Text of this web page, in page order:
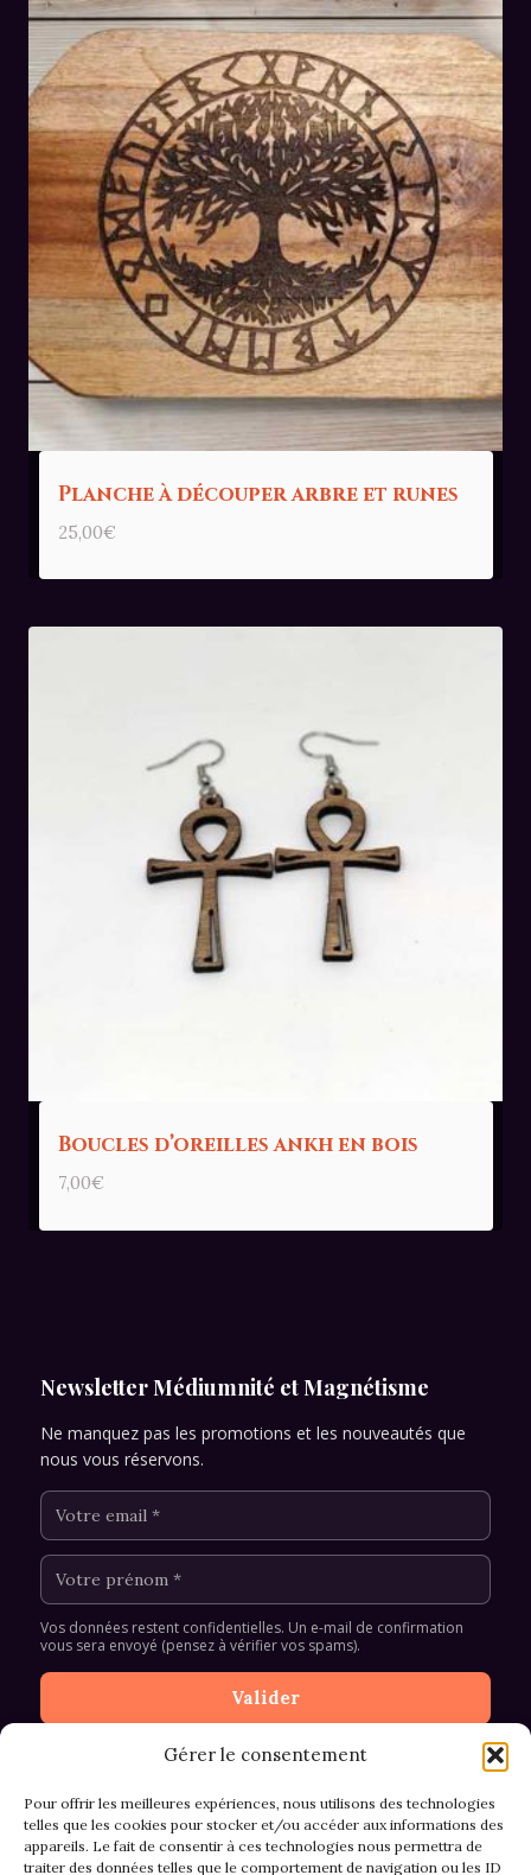
Gérer le consentement
Pour offrir les meilleures expériences, nous utilisons des technologies
telles que les cookies pour stocker et/ou accéder aux informations des
appareils. Le fait de consentir à ces technologies nous permettra de
traiter des données telles que le comportement de navigation ou les ID
Planche à découper arbre et runes
25,00€
Boucles d’oreilles ankh en bois
7,00€
Newsletter Médiumnité et Magnétisme
Ne manquez pas les promotions et les nouveautés que
nous vous réservons.
Vos données restent confidentielles. Un e-mail de confirmation
vous sera envoyé (pensez à vérifier vos spams).
CGV et Retours